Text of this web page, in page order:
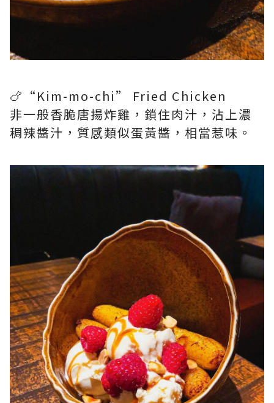
🍗“Kim-mo-chi” Fried Chicken
非一般香脆唐揚炸雞，鎖住肉汁，沾上濃
稠辣醬汁，質感類似蛋黃醬，相當惹味。